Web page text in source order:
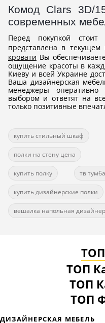
Комод Clars 3D/
современных
Перед покупкой стоит
представлена в текущем
кровати Вы
ощущение красоты в
Киеву и всей Украине
Ваша дизайнерская
менеджеры
выбором и ответят на
только позитивные
купить стильный шкаф
полки на стену цена
купить полку тв
купить дизайнерские полки
вешалка напольная
ТОП
ТОП
ТОП